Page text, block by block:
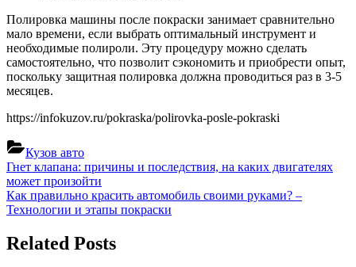
Полировка машины после покраски занимает сравнительно
мало времени, если выбрать оптимальный инструмент и
необходимые полироли. Эту процедуру можно сделать
самостоятельно, что позволит сэкономить и приобрести опыт,
поскольку защитная полировка должна проводиться раз в 3-5
месяцев.
https://infokuzov.ru/pokraska/polirovka-posle-pokraski
Кузов авто
Навигация
по
записям
Previous
Post:
Гнет клапана: причины и последствия, на каких двигателях
может произойти
Next
Post:
Как правильно красить автомобиль своими руками? –
Технологии и этапы покраски
Related Posts